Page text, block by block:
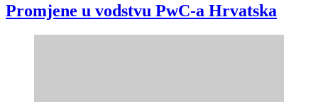
Promjene u vodstvu PwC-a Hrvatska